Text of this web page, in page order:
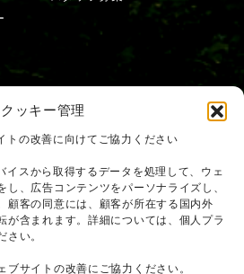
クッキー管理
トの改善に向けてご協力ください
イスから取得するデータを処理して、ウェ
し、広告コンテンツをパーソナライズし、
顧客の同意には、顧客が所在する国内外
が含まれます。詳細については、個人プラ
さい。
ブサイトの改善にご協力ください。